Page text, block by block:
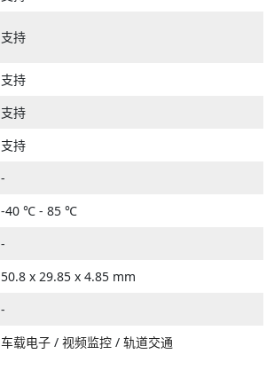
支持
支持
支持
支持
-
-40 ℃ - 85 ℃
-
50.8 x 29.85 x 4.85 mm
-
车载电子 / 视频监控 / 轨道交通